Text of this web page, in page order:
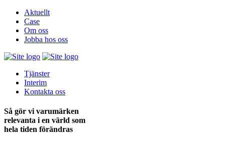
Aktuellt
Case
Om oss
Jobba hos oss
Tjänster
Interim
Kontakta oss
Så gör vi varumärken
relevanta i en värld som
hela tiden förändras